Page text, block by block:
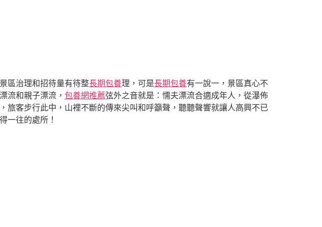
區治理和招待量有待整長期包養理，可是長期包養有一說一，景區真心不
流和親子漂流， 包養網推薦弦外之音就是：懦夫漂流合適成年人，從瀑佈
客步行此中，山裡不斷的傳來尖叫和呼籲聲，聽聽聲響就讓人高興不已
一往的處所！